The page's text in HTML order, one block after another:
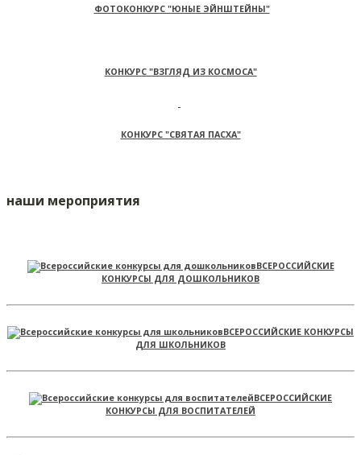
ФОТОКОНКУРС "ЮНЫЕ ЭЙНШТЕЙНЫ"
КОНКУРС "ВЗГЛЯД ИЗ КОСМОСА"
КОНКУРС "СВЯТАЯ ПАСХА"
наши мероприятия
ВСЕРОССИЙСКИЕ
КОНКУРСЫ ДЛЯ ДОШКОЛЬНИКОВ
ВСЕРОССИЙСКИЕ КОНКУРСЫ
ДЛЯ ШКОЛЬНИКОВ
ВСЕРОССИЙСКИЕ
КОНКУРСЫ ДЛЯ ВОСПИТАТЕЛЕЙ